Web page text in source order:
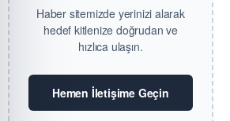
Haber sitemizde yerinizi alarak
hedef kitlenize doğrudan ve
hızlıca ulaşın.
Hemen İletişime Geçin